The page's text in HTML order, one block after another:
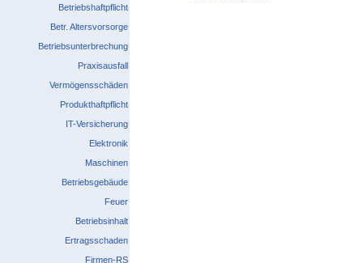
Betriebshaftpflicht
Betr. Altersvorsorge
Betriebsunterbrechung
Praxisausfall
Vermögensschäden
Produkthaftpflicht
IT-Versicherung
Elektronik
Maschinen
Betriebsgebäude
Feuer
Betriebsinhalt
Ertragsschaden
Firmen-RS